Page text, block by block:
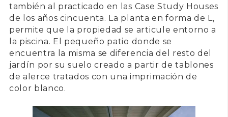
también al practicado en las Case Study Houses
de los años cincuenta. La planta en forma de L ,
permite que la propiedad se articule entorno a
la piscina. El pequeño patio donde se
encuentra la misma se diferencia del resto del
jardín por su suelo creado a partir de tablones
de alerce tratados con una imprimación de
color blanco.